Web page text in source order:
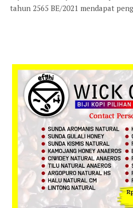
tahun 2565 BE/2021 mendapat